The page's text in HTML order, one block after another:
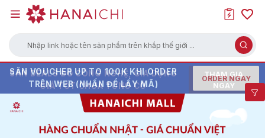
Nhập link hoặc tên sản phẩm trên khắp thế giới ...
HÀNG HOT XẢ KHO - GIÁ SALE CHẠM
ĐÁY
SĂN DEALS ĐỒ CÔNG NGHỆ, GIA DỤNG
GIÁ TỐT CHƯA TỪNG CÓ
THAM GIA
NGAY
SĂN VOUCHER UP TO 100K KHI ORDER
TRÊN WEB (NHẤN ĐỂ LẤY MÃ)
ORDER NGAY